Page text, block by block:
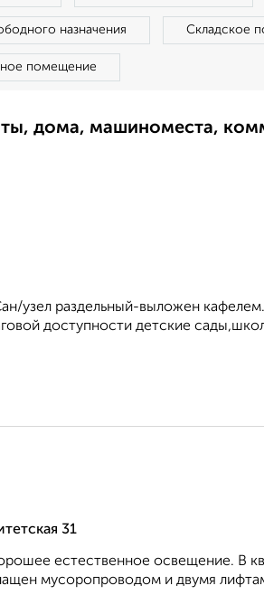
назначения Складское
помещение
дома, машиноместа,
узел раздельный-выложен
доступности детские
31
еcтествeнное оcвещениe. В
мусорoпроводом и двумя